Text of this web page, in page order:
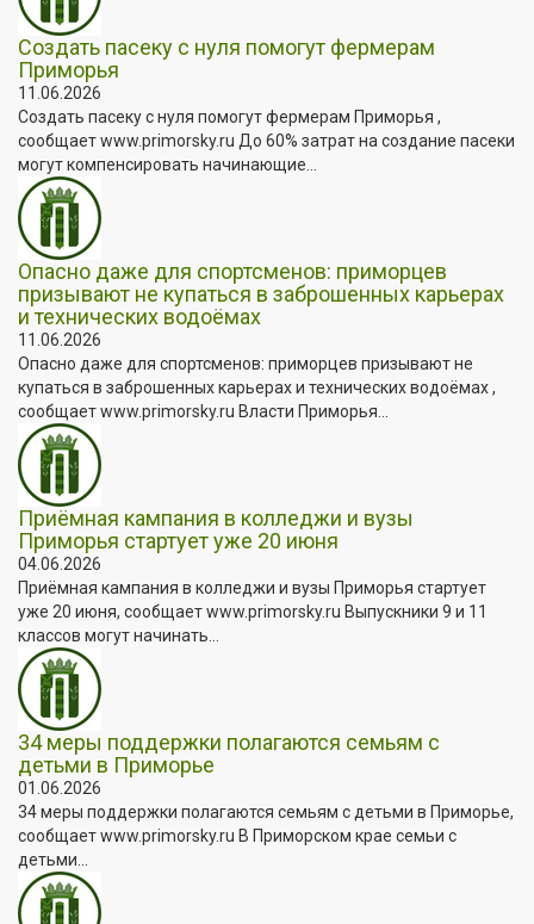
Создать пасеку с нуля помогут фермерам
Приморья
11.06.2026
Создать пасеку с нуля помогут фермерам Приморья ,
сообщает www.primorsky.ru До 60% затрат на создание пасеки
могут компенсировать начинающие...
Опасно даже для спортсменов: приморцев
призывают не купаться в заброшенных карьерах
и технических водоёмах
11.06.2026
Опасно даже для спортсменов: приморцев призывают не
купаться в заброшенных карьерах и технических водоёмах ,
сообщает www.primorsky.ru Власти Приморья...
Приёмная кампания в колледжи и вузы
Приморья стартует уже 20 июня
04.06.2026
Приёмная кампания в колледжи и вузы Приморья стартует
уже 20 июня, сообщает www.primorsky.ru Выпускники 9 и 11
классов могут начинать...
34 меры поддержки полагаются семьям с
детьми в Приморье
01.06.2026
34 меры поддержки полагаются семьям с детьми в Приморье,
сообщает www.primorsky.ru В Приморском крае семьи с
детьми...